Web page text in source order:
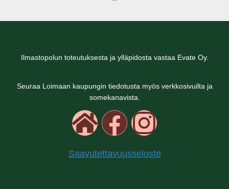
Ilmastopolun toteutuksesta ja ylläpidosta vastaa Evate Oy.
Seuraa Loimaan kaupungin tiedotusta myös verkkosivuilta ja
somekanavista.
Saavutettavuusseloste